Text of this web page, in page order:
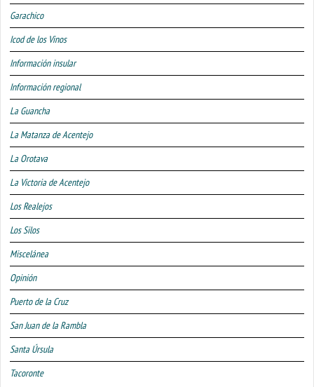
Garachico
Icod de los Vinos
Información insular
Información regional
La Guancha
La Matanza de Acentejo
La Orotava
La Victoria de Acentejo
Los Realejos
Los Silos
Miscelánea
Opinión
Puerto de la Cruz
San Juan de la Rambla
Santa Úrsula
Tacoronte